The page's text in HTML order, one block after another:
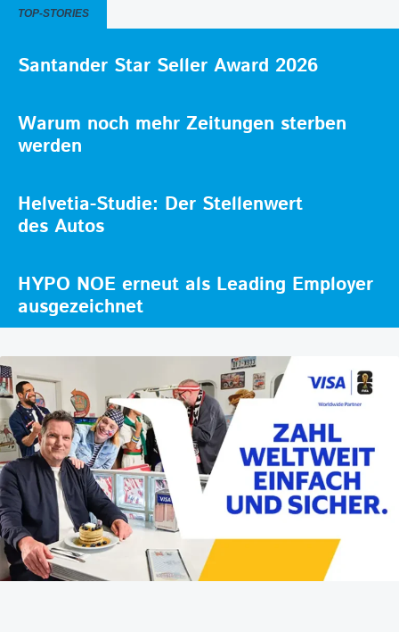
TOP-STORIES
Santander Star Seller Award 2026
Warum noch mehr Zeitungen sterben
werden
Helvetia-Studie: Der Stellenwert
des Autos
HYPO NOE erneut als Leading Employer
ausgezeichnet